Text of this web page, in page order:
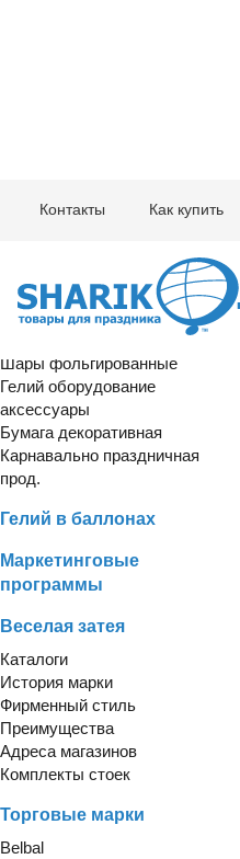
Контакты Как купить
Воздушные шары, все для
праздника
Расширенный поиск
Шары фольгированные
Гелий оборудование
аксессуары
Бумага декоративная
Карнавально праздничная
прод.
Гелий в баллонах
Маркетинговые
программы
Веселая затея
Каталоги
История марки
Фирменный стиль
Преимущества
Адреса магазинов
Комплекты стоек
Торговые марки
Belbal